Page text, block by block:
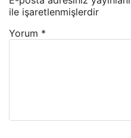
ile işaretlenmişlerdir
Yorum *